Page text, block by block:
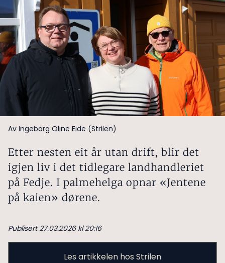
Av Ingeborg Oline Eide (Strilen)
Etter nesten eit år utan drift, blir det
igjen liv i det tidlegare landhandleriet
på Fedje. I palmehelga opnar «Jentene
på kaien» dørene.
Publisert 27.03.2026 kl 20:16
Les artikkelen hos Strilen